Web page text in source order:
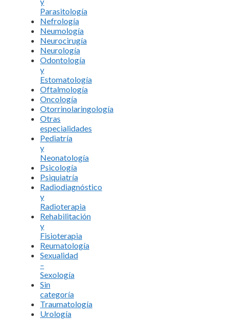
Parasitología
Nefrología
Neumología
Neurocirugía
Neurología
Odontología
y
Estomatología
Oftalmología
Oncología
Otorrinolaringología
Otras
especialidades
Pediatría
y
Neonatología
Psicología
Psiquiatría
Radiodiagnóstico
y
Radioterapia
Rehabilitación
y
Fisioterapia
Reumatología
Sexualidad
–
Sexología
Sin
categoría
Traumatología
Urología